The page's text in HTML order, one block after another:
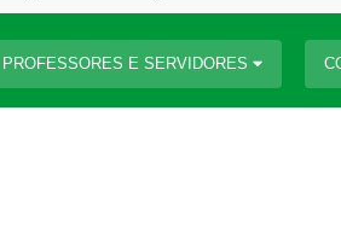
PROFESSORES E SERVIDORES